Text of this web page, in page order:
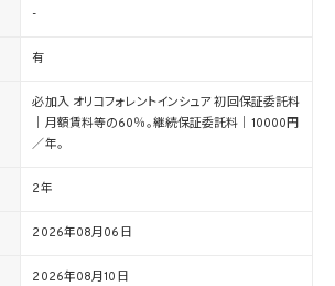
-
有
必加入 オリコフォレントインシュア 初回保証委託料
｜月額賃料等の60％。継続保証委託料｜10000円
／年。
2年
2026年08月06日
2026年08月10日